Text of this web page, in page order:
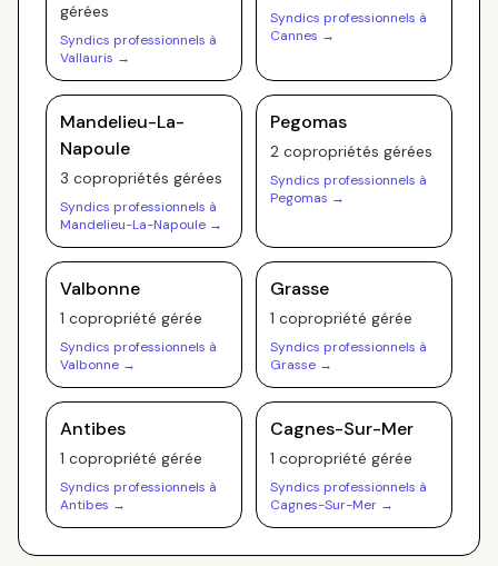
gérées
Syndics professionnels à
Vallauris →
Syndics professionnels à
Cannes →
Mandelieu-La-
Napoule
3 copropriétés gérées
Syndics professionnels à
Mandelieu-La-Napoule →
Pegomas
2 copropriétés gérées
Syndics professionnels à
Pegomas →
Valbonne
1 copropriété gérée
Syndics professionnels à
Valbonne →
Grasse
1 copropriété gérée
Syndics professionnels à
Grasse →
Antibes
1 copropriété gérée
Syndics professionnels à
Antibes →
Cagnes-Sur-Mer
1 copropriété gérée
Syndics professionnels à
Cagnes-Sur-Mer →